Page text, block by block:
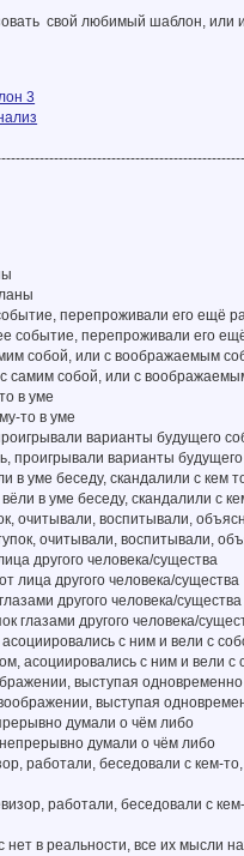
свой любимый шаблон, или
3
перепроживали его ещё
событие, перепроживали его
собой, или с воображаемым
с самим собой, или с
в уме
то в уме
варианты будущего
проигрывали варианты
в уме беседу, скандалили с кем
в уме беседу, скандалили с
очитывали, воспитывали,
очитывали, воспитывали,
другого человека/существа
лица другого человека/существа
другого человека/существа
глазами другого человека/
с ним и вели с
асоциировались с ним и вели с
выступая одновременно
выступая
думали о чём либо
думали о чём либо
работали, беседовали с кем-
работали, беседовали с
в реальности, все их мысли